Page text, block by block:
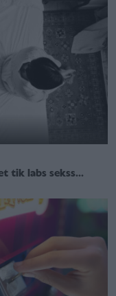
tik labs sekss...